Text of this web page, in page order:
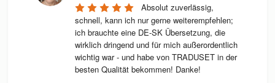
Absolut zuverlässig,
schnell, kann ich nur gerne weiterempfehlen;
ich brauchte eine DE-SK Übersetzung, die
wirklich dringend und für mich außerordentlich
wichtig war - und habe von TRADUSET in der
besten Qualität bekommen! Danke!